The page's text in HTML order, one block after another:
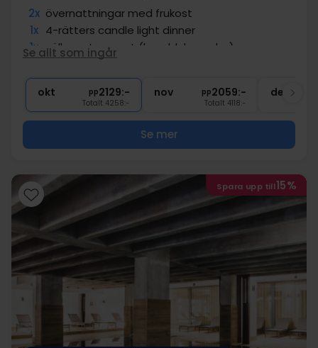
2x övernattningar med frukost
1x 4-rätters candle light dinner
1x välkomstpresent (handdukponcho)
Fri tillgång till bastu och pool
2x Gratis parkering
Se allt som ingår
okt pp2129:-
Totalt 4258:-
nov pp2059:-
Totalt 4118:-
dec
Se mer
Spara upp till15%